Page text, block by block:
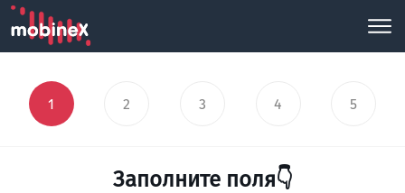
1 2 3 4 5
Заполните поля👇